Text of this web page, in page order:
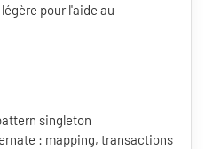
pour l'aide au
singleton
: mapping, transactions